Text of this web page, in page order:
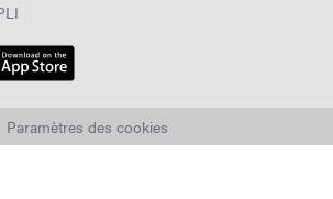
Paramètres des cookies